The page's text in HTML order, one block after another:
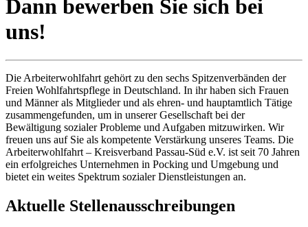
Dann bewerben Sie sich bei
uns!
Die Arbeiterwohlfahrt gehört zu den sechs Spitzenverbänden der
Freien Wohlfahrts­pflege in Deutschland. In ihr haben sich Frauen
und Männer als Mitglieder und als ehren- und haupt­amtlich Tätige
zusam­men­gefunden, um in unserer Gesellschaft bei der
Bewältigung sozialer Probleme und Aufgaben mitzuwirken. Wir
freuen uns auf Sie als kompetente Ver­stärkung unseres Teams. Die
Arbeiterwohlfahrt – Kreisverband Passau-Süd e.V. ist seit 70 Jahren
ein erfolgreiches Unter­nehmen in Pocking und Um­gebung und
bietet ein weites Spektrum sozialer Dienstleistungen an.
Aktuelle Stellenausschreibungen